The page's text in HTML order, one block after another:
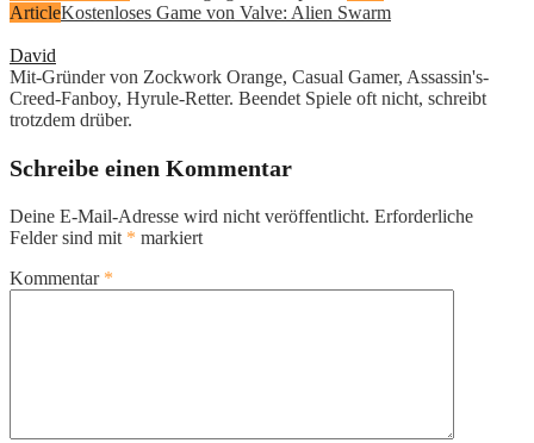
ArticleKostenloses Game von Valve: Alien Swarm
David
Mit-Gründer von Zockwork Orange, Casual Gamer, Assassin's-
Creed-Fanboy, Hyrule-Retter. Beendet Spiele oft nicht, schreibt
trotzdem drüber.
Schreibe einen Kommentar
Deine E-Mail-Adresse wird nicht veröffentlicht. Erforderliche
Felder sind mit * markiert
Kommentar *